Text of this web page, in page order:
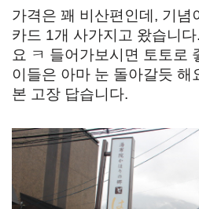
가격은 꽤 비산편인데, 기념
카드 1개 사가지고 왔습니
요 ㅋ 들어가보시면 토토로
이들은 아마 눈 돌아갈듯 해
본 고장 답습니다.